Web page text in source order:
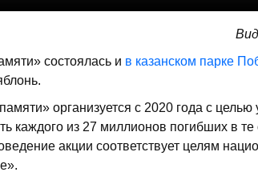
состоялась и в казанском парке
организуется с 2020 года с целью
каждого из 27 миллионов погибших в
акции соответствует целям